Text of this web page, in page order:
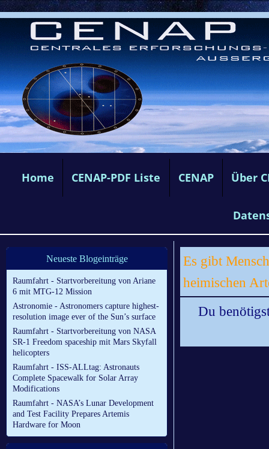
Home CENAP-PDF Liste CENAP Über
Neueste Blogeinträge
Raumfahrt - Startvorbereitung von Ariane
6 mit MTG-12 Mission
Astronomie - Astronomers capture highest-
resolution image ever of the Sun’s surface
Raumfahrt - Startvorbereitung von NASA
SR-1 Freedom spaceship mit Mars Skyfall
helicopters
Raumfahrt - ISS-ALLtag: Astronauts
Complete Spacewalk for Solar Array
Modifications
Raumfahrt - NASA’s Lunar Development
and Test Facility Prepares Artemis
Hardware for Moon
Es gibt
heimischen
Du